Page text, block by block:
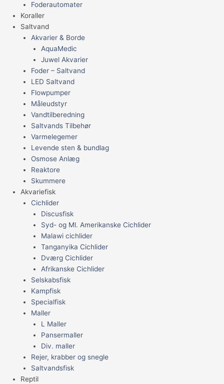
Foderautomater
Koraller
Saltvand
Akvarier & Borde
AquaMedic
Juwel Akvarier
Foder – Saltvand
LED Saltvand
Flowpumper
Måleudstyr
Vandtilberedning
Saltvands Tilbehør
Varmelegemer
Levende sten & bundlag
Osmose Anlæg
Reaktore
Skummere
Akvariefisk
Cichlider
Discusfisk
Syd- og Ml. Amerikanske Cichlider
Malawi cichlider
Tanganyika Cichlider
Dværg Cichlider
Afrikanske Cichlider
Selskabsfisk
Kampfisk
Specialfisk
Maller
L Maller
Pansermaller
Div. maller
Rejer, krabber og snegle
Saltvandsfisk
Reptil